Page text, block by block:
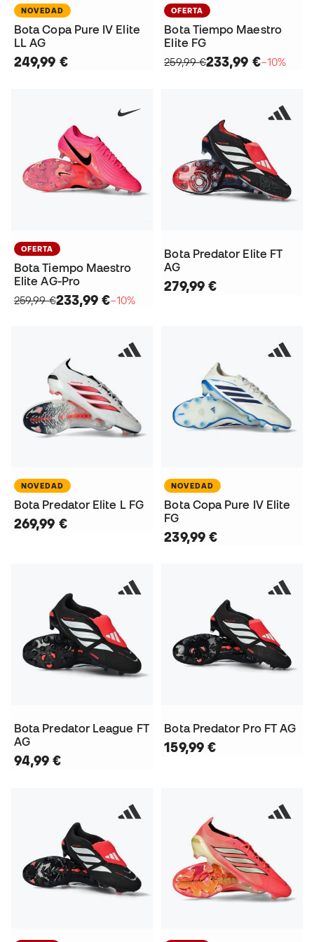
NOVEDAD
Bota Copa Pure IV Elite
LL AG
249,99 €
OFERTA
Bota Tiempo Maestro
Elite FG
259,99 €233,99 €−10%
OFERTA
Bota Tiempo Maestro
Elite AG-Pro
259,99 €233,99 €−10%
Bota Predator Elite FT
AG
279,99 €
NOVEDAD
Bota Predator Elite L FG
269,99 €
NOVEDAD
Bota Copa Pure IV Elite
FG
239,99 €
Bota Predator League FT
AG
94,99 €
Bota Predator Pro FT AG
159,99 €